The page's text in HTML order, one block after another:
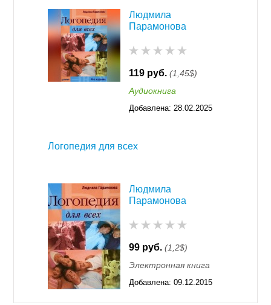
Людмила
Парамонова
119 руб. (1,45$)
Аудиокнига
Добавлена: 28.02.2025
Логопедия для всех
Людмила
Парамонова
99 руб. (1,2$)
Электронная книга
Добавлена: 09.12.2015